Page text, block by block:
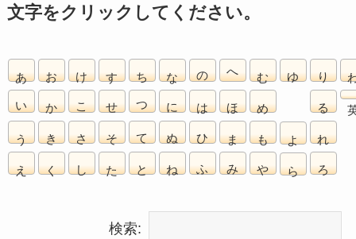
文字をクリックしてください。
あ
い
う
え
お
か
き
く
け
こ
さ
し
す
せ
そ
た
ち
つ
て
と
な
に
ぬ
ね
の
は
ひ
ふ
へ
ほ
ま
み
む
め
も
や
ゆ
よ
ら
り
る
れ
ろ
検索: